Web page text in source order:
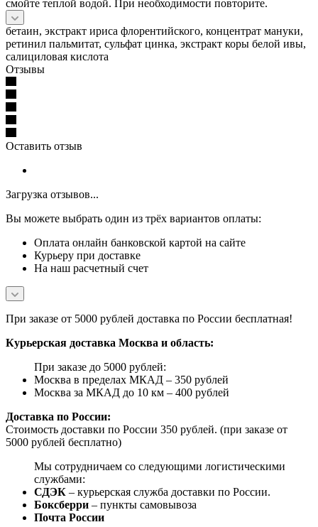
смойте теплой водой. При необходимости повторите.
бетаин, экстракт ириса флорентийского, концентрат мануки,
ретинил пальмитат, сульфат цинка, экстракт коры белой ивы,
салициловая кислота
Отзывы
Оставить отзыв
Загрузка отзывов...
Вы можете выбрать один из трёх вариантов оплаты:
Оплата онлайн банковской картой на сайте
Курьеру при доставке
На наш расчетный счет
При заказе от 5000 рублей доставка по России бесплатная!
Курьерская доставка Москва и область:
При заказе до 5000 рублей:
Москва в пределах МКАД – 350 рублей
Москва за МКАД до 10 км – 400 рублей
Доставка по России:
Стоимость доставки по России 350 рублей. (при заказе от
5000 рублей бесплатно)
Мы сотрудничаем со следующими логистическими
службами:
СДЭК – курьерская служба доставки по России.
Боксберри – пункты самовывоза
Почта России